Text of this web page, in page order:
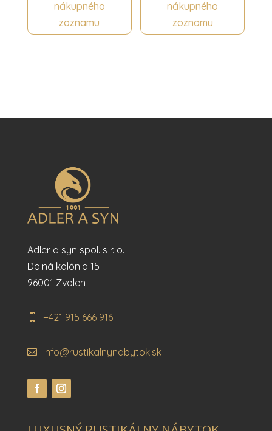
nákupného
zoznamu
nákupného
zoznamu
Adler a syn spol. s r. o.
Dolná kolónia 15
96001 Zvolen
+421 915 666 916
info@rustikalnynabytok.sk